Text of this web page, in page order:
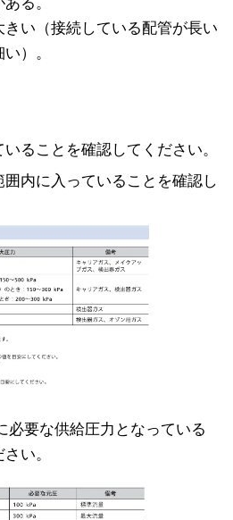
い（接続している配管が長い
）。
ることを確認してください。
内に入っていることを確認し
必要な供給圧力となっている
い。